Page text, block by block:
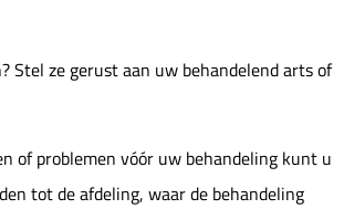
Stel ze gerust aan uw behandelend arts of
of problemen vóór uw behandeling kunt u
tot de afdeling, waar de behandeling